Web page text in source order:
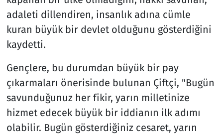
adaleti dillendiren, insanlık adına cümle
kuran büyük bir devlet olduğunu gösterdiğini
kaydetti.
Gençlere, bu durumdan büyük bir pay
çıkarmaları önerisinde bulunan Çiftçi, "Bugün
savunduğunuz her fikir, yarın milletinize
hizmet edecek büyük bir iddianın ilk adımı
olabilir. Bugün gösterdiğiniz cesaret, yarın